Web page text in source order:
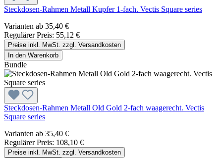
Steckdosen-Rahmen Metall Kupfer 1-fach. Vectis Square series
Varianten ab 35,40 €
Regulärer Preis: 55,12 €
Preise inkl. MwSt. zzgl. Versandkosten
In den Warenkorb
Bundle
Steckdosen-Rahmen Metall Old Gold 2-fach waagerecht. Vectis
Square series
Varianten ab 35,40 €
Regulärer Preis: 108,10 €
Preise inkl. MwSt. zzgl. Versandkosten